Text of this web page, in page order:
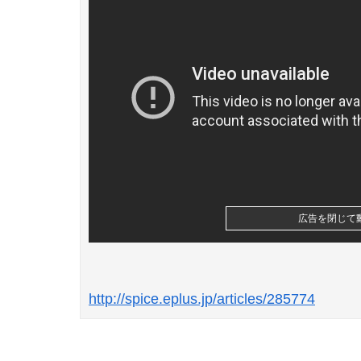
http://spice.eplus.jp/articles/285774
広告を閉じて